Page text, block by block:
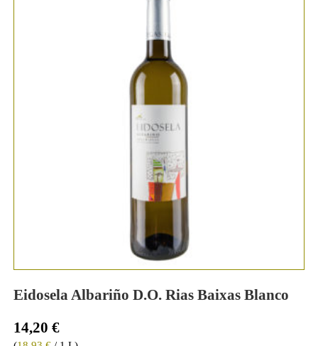
Eidosela Albariño D.O. Rias Baixas Blanco
14,20 €